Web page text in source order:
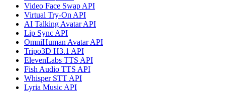
Video Face Swap API
Virtual Try-On API
AI Talking Avatar API
Lip Sync API
OmniHuman Avatar API
Tripo3D H3.1 API
ElevenLabs TTS API
Fish Audio TTS API
Whisper STT API
Lyria Music API